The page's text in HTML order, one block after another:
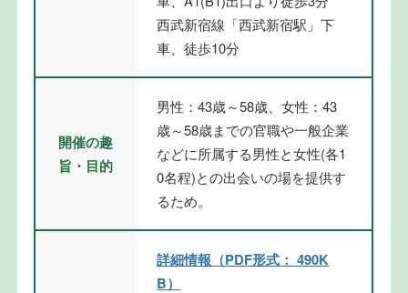
西武新宿線「西武新宿駅」下
車、徒歩10分
開催の趣
旨・目的
男性：43歳～58歳、女性：43
歳～58歳までの官職や一般企業
などに所属する男性と女性(各1
0名程)との出会いの場を提供す
るため。
詳細情報（PDF形式： 490K
B）